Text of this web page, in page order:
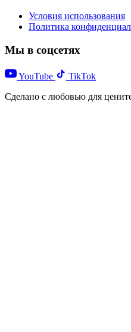
Условия использования
Политика
Мы в соцсетях
YouTube
TikTok
Сделано с любовью для